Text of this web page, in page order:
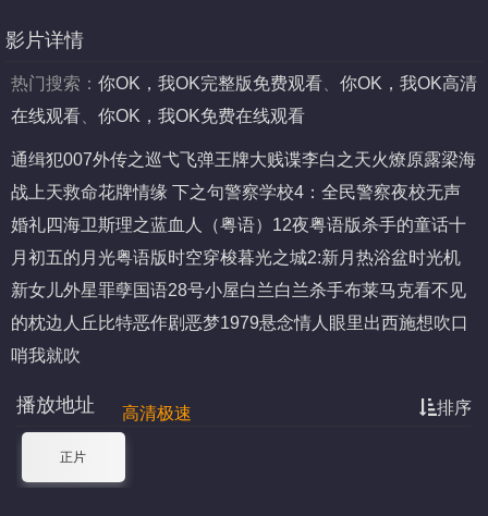
影片详情
热门搜索： 你OK，我OK完整版免费观看
你OK，我OK高清
在线观看
你OK，我OK免费在线观看
通缉犯007外传之巡弋飞弹王牌大贱谍李白之天火燎原露梁海
战 上天救命花牌情缘 下之句警察学校4：全民警察夜校无声
婚礼四海卫斯理之蓝血人（粤语） 12夜粤语版杀手的童话十
月初五的月光粤语版时空穿梭暮光之城2:新月 热浴盆时光机
新女儿外星罪孽国语28号小屋白兰白兰杀手布莱马克看不见
的枕边人 丘比特恶作剧恶梦1979悬念情人眼里出西施想吹口
哨我就吹
排序
播放地址 高清极速
正片